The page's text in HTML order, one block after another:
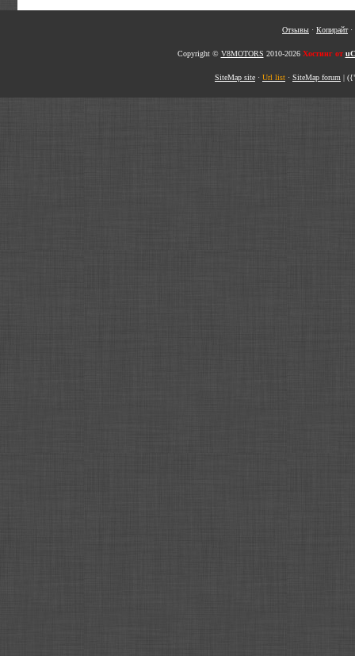
Отзывы · Копирайт·
Copyright © V8MOTORS 2010-2026 Хостинг от
SiteMap site · Url list · SiteMap forum |